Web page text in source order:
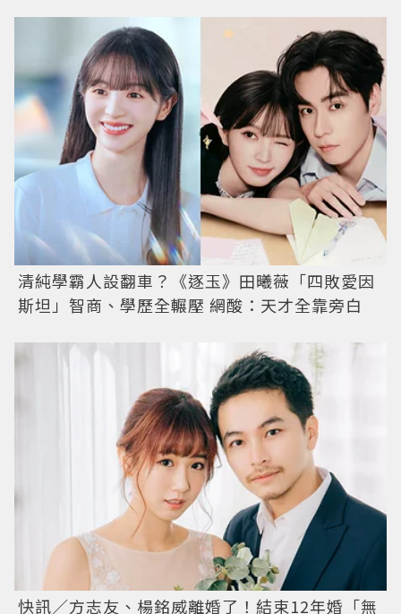
清純學霸人設翻車？《逐玉》田曦薇「四敗愛因
斯坦」智商、學歷全輾壓 網酸：天才全靠旁白
快訊／方志友、楊銘威離婚了！結束12年婚「無